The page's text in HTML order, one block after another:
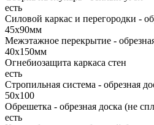
есть
Силовой каркас и перегородки -
45х90мм
Межэтажное перекрытие -
40х150мм
Огнебиозащита каркаса стен
есть
Стропильная система - обрезная
50х100
Обрешетка - обрезная доска (не
есть